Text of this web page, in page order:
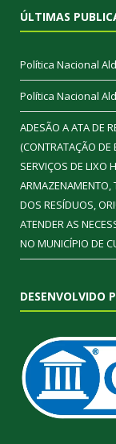
ÚLTIMAS
Política Nacional
Política Nacional
ADESÃO A ATA DE
(CONTRATAÇÃO DE
SERVIÇOS DE LIXO
ARMAZENAMENTO,
DOS RESÍDUOS,
ATENDER AS
NO MUNICÍPIO DE
DESENVOLVIDO